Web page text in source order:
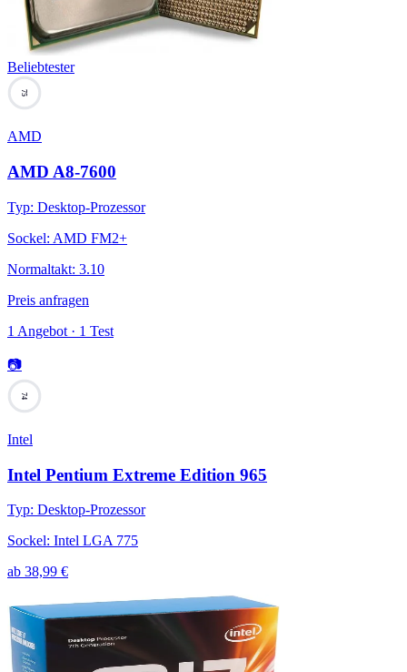
Beliebtester
75
AMD
AMD A8-7600
Typ: Desktop-Prozessor
Sockel: AMD FM2+
Normaltakt: 3.10
Preis anfragen
1 Angebot · 1 Test
📷
74
Intel
Intel Pentium Extreme Edition 965
Typ: Desktop-Prozessor
Sockel: Intel LGA 775
ab 38,99 €